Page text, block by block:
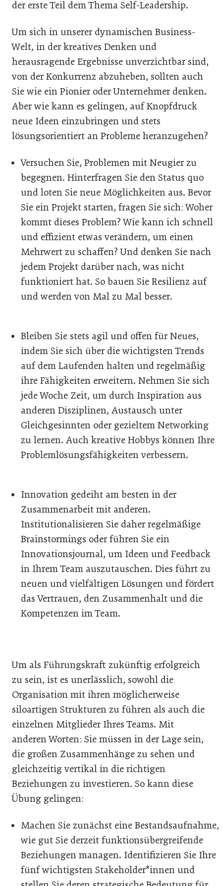
der erste Teil dem Thema Self-Leadership.
Um sich in unserer dynamischen Business-
Welt, in der kreatives Denken und
herausragende Ergebnisse unverzichtbar sind,
von der Konkurrenz abzuheben, sollten auch
Sie wie ein Pionier oder Unternehmer denken.
Aber wie kann es gelingen, auf Knopfdruck
neue Ideen einzubringen und stets
lösungsorientiert an Probleme heranzugehen?
Versuchen Sie, Problemen mit Neugier zu
begegnen. Hinterfragen Sie den Status quo
und loten Sie neue Möglichkeiten aus. Bevor
Sie ein Projekt starten, fragen Sie sich: Woher
kommt dieses Problem? Wie kann ich schnell
und effizient etwas verändern, um einen
Mehrwert zu schaffen? Und denken Sie nach
jedem Projekt darüber nach, was nicht
funktioniert hat. So bauen Sie Resilienz auf
und werden von Mal zu Mal besser.
Bleiben Sie stets agil und offen für Neues,
indem Sie sich über die wichtigsten Trends
auf dem Laufenden halten und regelmäßig
ihre Fähigkeiten erweitern. Nehmen Sie sich
jede Woche Zeit, um durch Inspiration aus
anderen Disziplinen, Austausch unter
Gleichgesinnten oder gezieltem Networking
zu lernen. Auch kreative Hobbys können Ihre
Problemlösungsfähigkeiten verbessern.
Innovation gedeiht am besten in der
Zusammenarbeit mit anderen.
Institutionalisieren Sie daher regelmäßige
Brainstormings oder führen Sie ein
Innovationsjournal, um Ideen und Feedback
in Ihrem Team auszutauschen. Dies führt zu
neuen und vielfältigen Lösungen und fördert
das Vertrauen, den Zusammenhalt und die
Kompetenzen im Team.
Um als Führungskraft zukünftig erfolgreich
zu sein, ist es unerlässlich, sowohl die
Organisation mit ihren möglicherweise
siloartigen Strukturen zu führen als auch die
einzelnen Mitglieder Ihres Teams. Mit
anderen Worten: Sie müssen in der Lage sein,
die großen Zusammenhänge zu sehen und
gleichzeitig vertikal in die richtigen
Beziehungen zu investieren. So kann diese
Übung gelingen:
Machen Sie zunächst eine Bestandsaufnahme,
wie gut Sie derzeit funktionsübergreifende
Beziehungen managen. Identifizieren Sie Ihre
fünf wichtigsten Stakeholder*innen und